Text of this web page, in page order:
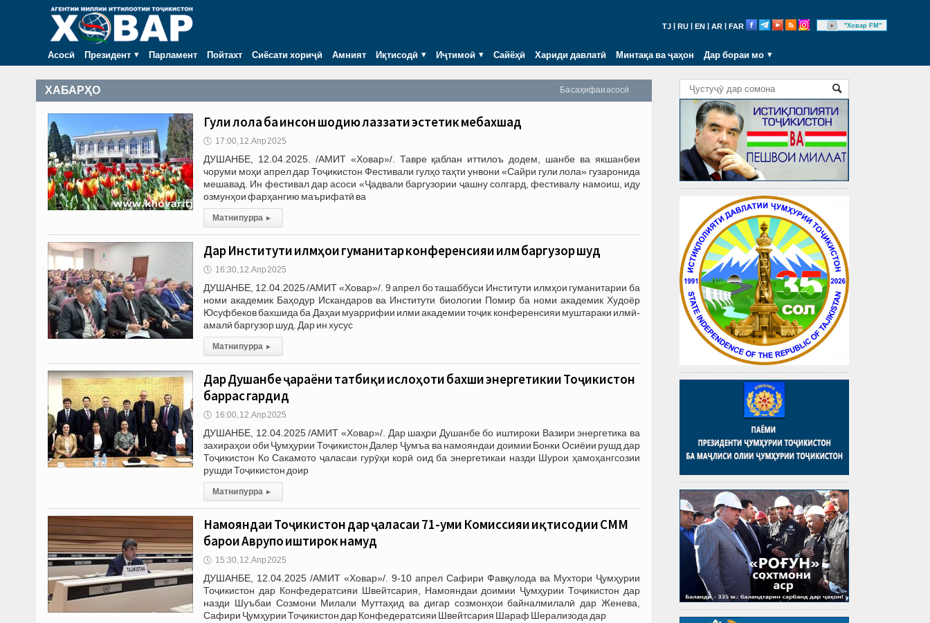
TJ RU EN AR FAR "Ховар FM"
Асосӣ Президент Парламент Пойтахт Сиёсати хориҷӣ Амният Иқтисодӣ Иҷтимоӣ Сайёҳӣ Хариди давлатӣ Минтақа ва ҷаҳон Дар бораи мо
Ба саҳифаи асосӣ
ХАБАРҲО
Гули лола ба инсон шодию лаззати эстетикӣ мебахшад
🕔 17:00, 12.Апр 2025
ДУШАНБЕ, 12.04.2025. /АМИТ «Ховар»/. Тавре қаблан иттилоъ додем, шанбе ва якшанбеи
чоруми моҳи апрел дар Тоҷикистон Фестивали гулҳо таҳти унвони «Сайри гули лола» гузаронида
мешавад. Ин фестивал дар асоси «Ҷадвали баргузории ҷашну солгард, фестивалу намоиш, иду
озмунҳои фарҳангию маърифатӣ ва
Матни пурра ▸
Дар Институти илмҳои гуманитарӣ конференсияи илмӣ баргузор шуд
🕔 16:30, 12.Апр 2025
ДУШАНБЕ, 12.04.2025 /АМИТ «Ховар»/. 9 апрел бо ташаббуси Институти илмҳои гуманитарии ба
номи академик Баҳодур Искандаров ва Институти биологии Помир ба номи академик Худоёр
Юсуфбеков бахшида ба Даҳаи муаррифии илми академии тоҷик конференсияи муштараки илмӣ-
амалӣ баргузор шуд. Дар ин хусус
Матни пурра ▸
Дар Душанбе ҷараёни татбиқи ислоҳоти бахши энергетикии Тоҷикистон
баррасӣ гардид
🕔 16:00, 12.Апр 2025
ДУШАНБЕ, 12.04.2025 /АМИТ «Ховар»/. Дар шаҳри Душанбе бо иштироки Вазири энергетика ва
захираҳои оби Ҷумҳурии Тоҷикистон Далер Ҷумъа ва намояндаи доимии Бонки Осиёии рушд дар
Тоҷикистон Ко Сакамото ҷаласаи гурӯҳи корӣ оид ба энергетикаи назди Шурои ҳамоҳангсозии
рушди Тоҷикистон доир
Матни пурра ▸
Намояндаи Тоҷикистон дар ҷаласаи 71-уми Комиссияи иқтисодии СММ
барои Аврупо иштирок намуд
🕔 15:30, 12.Апр 2025
ДУШАНБЕ, 12.04.2025 /АМИТ «Ховар»/. 9-10 апрел Сафири Фавқулода ва Мухтори Ҷумҳурии
Тоҷикистон дар Конфедератсияи Швейтсария, Намояндаи доимии Ҷумҳурии Тоҷикистон дар
назди Шуъбаи Созмони Милали Муттаҳид ва дигар созмонҳои байналмилалӣ дар Женева,
Сафири Ҷумҳурии Тоҷикистон дар Конфедератсияи Швейтсария Шараф Шерализода дар